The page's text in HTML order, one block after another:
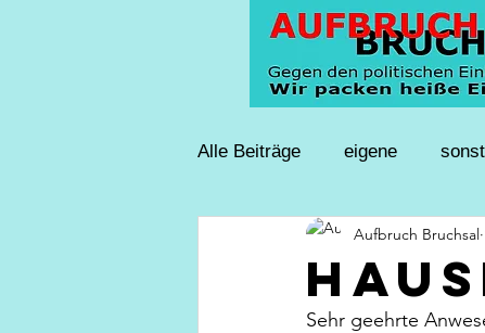
Alle Beiträge eigene
Aufbruch Bruchsal
Sehr geehrte